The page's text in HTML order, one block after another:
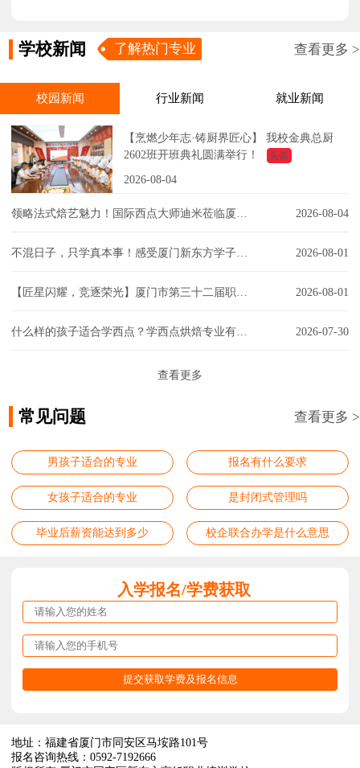
学校新闻 了解热门专业 查看更多 >
校园新闻 行业新闻 就业新闻
【烹燃少年志·铸厨界匠心】 我校金典总厨
2602班开班典礼圆满举行！
头条
2026-08-04
2026-08-04
2026-08-01
2026-08-01
2026-07-30
查看更多
常见问题 查看更多 >
男孩子适合的专业 报名有什么要求
女孩子适合的专业 是封闭式管理吗
毕业后薪资能达到多少 校企联合办学是什么意思
入学报名/学费获取
地址：福建省厦门市同安区马垵路101号
报名咨询热线：0592-7192666